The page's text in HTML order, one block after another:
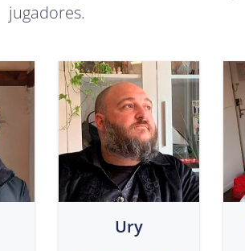
jugadores.
Ury